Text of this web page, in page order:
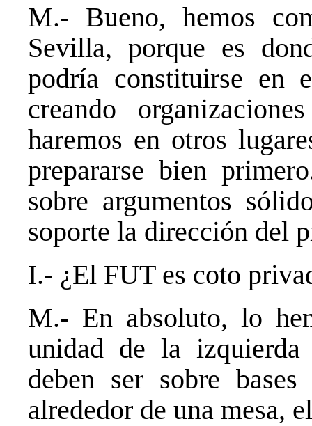
M.- Bueno, hemos
Sevilla, porque es
podría constituirse en
creando
haremos en otros
prepararse bien
sobre argumentos
soporte la dirección del
I.- ¿El FUT es coto
M.- En absoluto, lo
unidad de la
deben ser sobre
alrededor de una mesa,